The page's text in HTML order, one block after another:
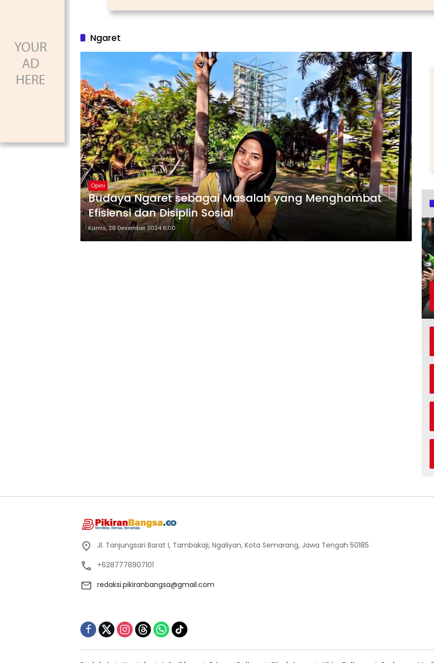
Ngaret
Opini
Budaya Ngaret sebagai Masalah yang Menghambat
Efisiensi dan Disiplin Sosial
Kamis, 26 Desember 2024 6:00
Jl. Tanjungsari Barat I, Tambakaji, Ngaliyan, Kota Semarang, Jawa Tengah 50185
+6287778907101
redaksi.pikiranbangsa@gmail.com